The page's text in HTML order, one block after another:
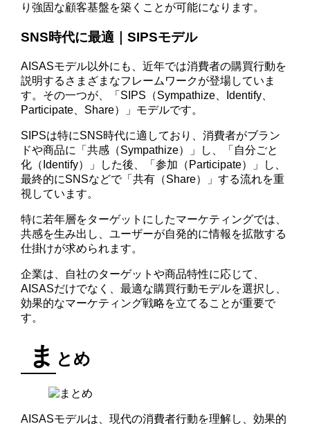
り強固な顧客基盤を築くことが可能になります。
SNS時代に最適｜SIPSモデル
AISASモデル以外にも、近年では消費者の購買行動を
説明するさまざまなフレームワークが登場していま
す。その一つが、「SIPS（Sympathize、Identify、
Participate、Share）」モデルです。
SIPSは特にSNS時代に適しており、消費者がブラン
ドや商品に「共感（Sympathize）」し、「自分ごと
化（Identify）」した後、「参加（Participate）」し、
最終的にSNSなどで「共有（Share）」する流れを重
視しています。
特に若年層をターゲットにしたマーケティングでは、
共感を生み出し、ユーザーが自発的に情報を拡散する
仕掛けが求められます。
企業は、自社のターゲットや商品特性に応じて、
AISASだけでなく、最適な購買行動モデルを選択し、
効果的なマーケティング戦略を立てることが重要で
す。
ま とめ
AISASモデルは、現代の消費者行動を理解し、効果的